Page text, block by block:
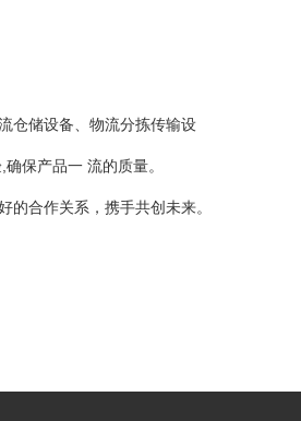
仓储设备、物流分拣传输设
保产品一 流的质量。
合作关系，携手共创未来。